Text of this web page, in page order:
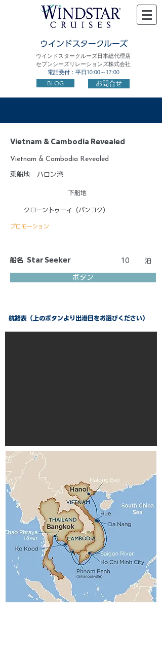
ウインドスタークルーズ
ウインドスタークルーズ日本総代理店
セブンシーズリレーションズ株式会社
電話受付：平日10:00～17:00
BLOG お問合せ
Vietnam & Cambodia Revealed
Vietnam & Cambodia Revealed
乗船地 ハロン湾
下船地
クローントゥーイ（バンコク）
プロモーション
船名 Star Seeker 10 泊
ボタン
航路表（上のボタンより出港日をお選びください）